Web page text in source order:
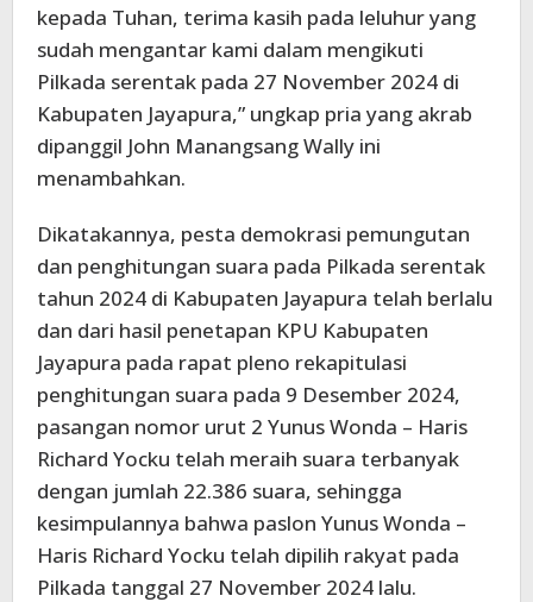
kepada Tuhan, terima kasih pada leluhur yang
sudah mengantar kami dalam mengikuti
Pilkada serentak pada 27 November 2024 di
Kabupaten Jayapura,” ungkap pria yang akrab
dipanggil John Manangsang Wally ini
menambahkan.
Dikatakannya, pesta demokrasi pemungutan
dan penghitungan suara pada Pilkada serentak
tahun 2024 di Kabupaten Jayapura telah berlalu
dan dari hasil penetapan KPU Kabupaten
Jayapura pada rapat pleno rekapitulasi
penghitungan suara pada 9 Desember 2024,
pasangan nomor urut 2 Yunus Wonda – Haris
Richard Yocku telah meraih suara terbanyak
dengan jumlah 22.386 suara, sehingga
kesimpulannya bahwa paslon Yunus Wonda –
Haris Richard Yocku telah dipilih rakyat pada
Pilkada tanggal 27 November 2024 lalu.